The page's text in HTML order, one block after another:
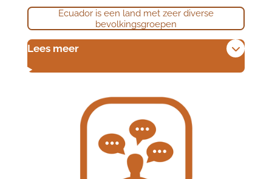
Ecuador is een land met zeer diverse
bevolkingsgroepen
Lees meer